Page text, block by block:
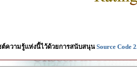
ความรู้แห่งนี้ไว้ด้วยการสนับสนุน Source Code